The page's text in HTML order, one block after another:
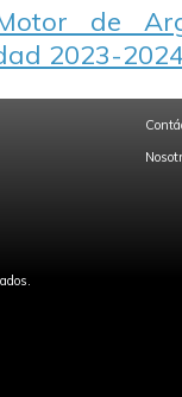
de
2023-